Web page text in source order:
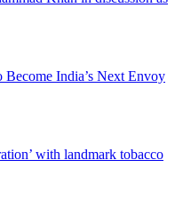
India’s Next Envoy
with landmark tobacco